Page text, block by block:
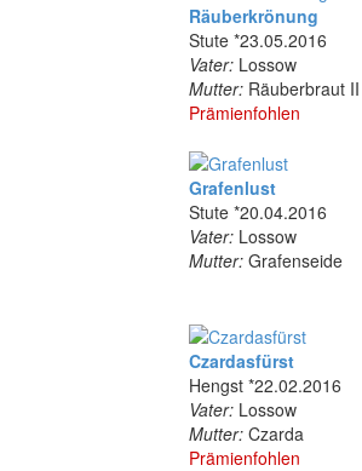
Räuberkrönung
Stute *23.05.2016
Vater: Lossow
Mutter: Räuberbraut II
Prämienfohlen
Grafenlust
Stute *20.04.2016
Vater: Lossow
Mutter: Grafenseide
Czardasfürst
Hengst *22.02.2016
Vater: Lossow
Mutter: Czarda
Prämienfohlen